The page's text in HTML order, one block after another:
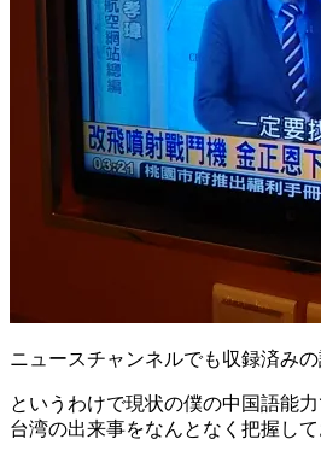
ニュースチャンネルでも収録済み
というわけで現状の僕の中国語能
台湾の出来事をなんとなく把握し